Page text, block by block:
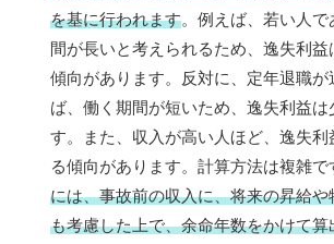
を基に行われます。例えば、若い人で
間が長いと考えられるため、逸失利益
傾向があります。反対に、定年退職が
ば、働く期間が短いため、逸失利益は
す。また、収入が高い人ほど、逸失利
る傾向があります。計算方法は複雑で
には、事故前の収入に、将来の昇給や
も考慮した上で、余命年数をかけて算